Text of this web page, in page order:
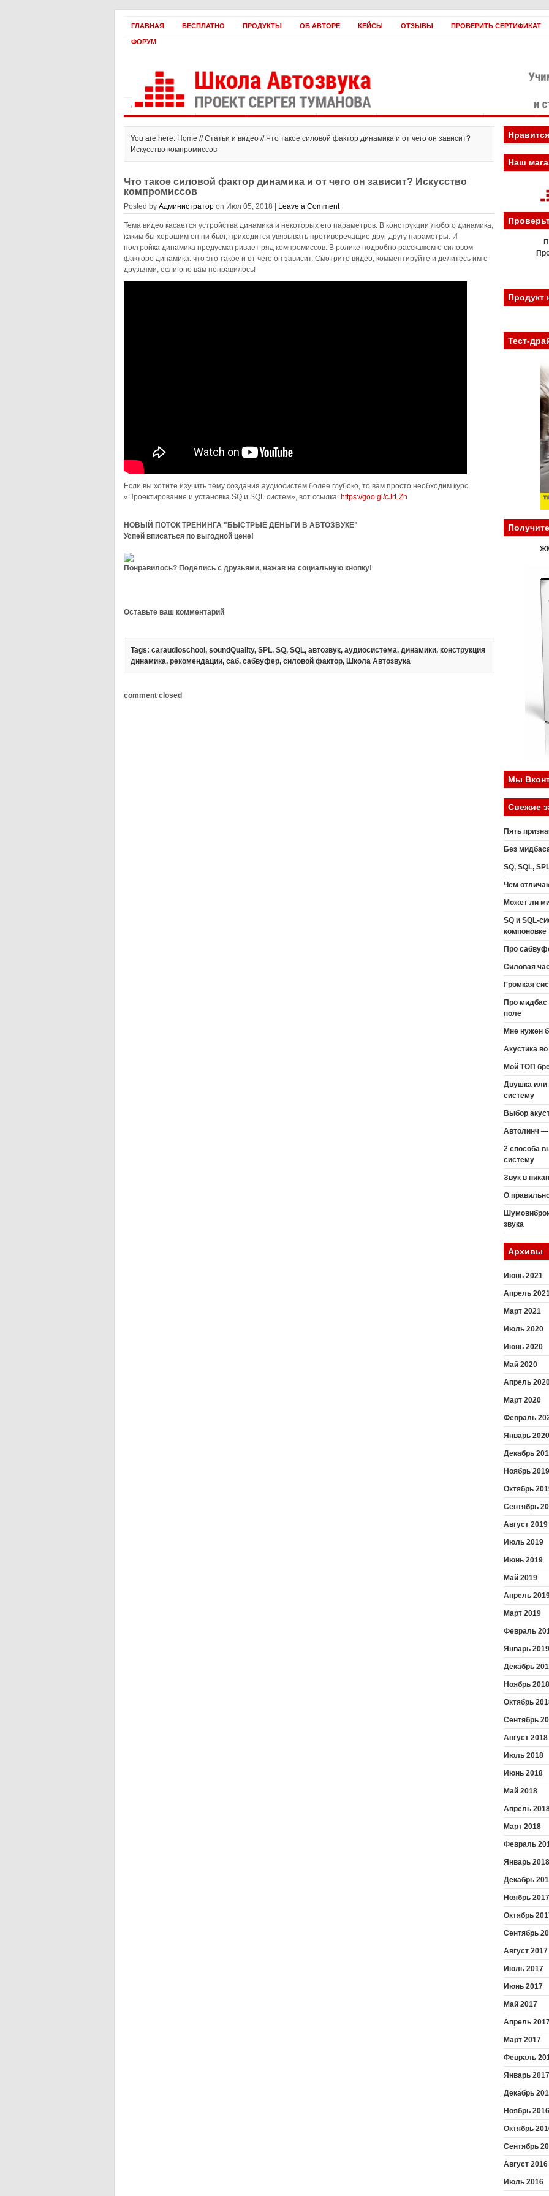
ГЛАВНАЯ БЕСПЛАТНО ПРОДУКТЫ ОБ АВТОРЕ КЕЙСЫ ОТЗЫВЫ ПРОВЕРИТЬ СЕРТИФИКАТ
ФОРУМ
Статьи и видео Интервью Как оплатить? Заработать!
You are here: Home //Статьи и видео // Что такое силовой фактор динамика и от чего он зависит?
Искусство компромиссов
Что такое силовой фактор динамика и от чего он зависит? Искусство
компромиссов
Posted by Администратор on Июл 05, 2018 | Leave a Comment
Тема видео касается устройства динамика и некоторых его параметров. В конструкции любого динамика,
каким бы хорошим он ни был, приходится увязывать противоречащие друг другу параметры. И
постройка динамика предусматривает ряд компромиссов. В ролике подробно расскажем о силовом
факторе динамика: что это такое и от чего он зависит. Смотрите видео, комментируйте и делитесь им с
друзьями, если оно вам понравилось!
Если вы хотите изучить тему создания аудиосистем более глубоко, то вам просто необходим курс
«Проектирование и установка SQ и SQL систем», вот ссылка: https://goo.gl/cJrLZh
НОВЫЙ ПОТОК ТРЕНИНГА "БЫСТРЫЕ ДЕНЬГИ В АВТОЗВУКЕ"
Успей вписаться по выгодной цене!
Понравилось? Поделись с друзьями, нажав на социальную кнопку!
Оставьте ваш комментарий
Tags: caraudioschool , soundQuality, SPL, SQ, SQL, автозвук, аудиосистема, динамики, конструкция
динамика, рекомендации, саб, сабвуфер, силовой фактор, Школа Автозвука
comment closed
Наш
Продукт
Тест-
Мы
Свежие
Пять
Без
SQ, SQL,
Чем
Может ли
SQ и SQL-
компоновке
Про
Силовая
Громкая
Про мидбас
поле
Мне нужен
Акустика
Мой ТОП
Двушка или
систему
Выбор
Автолинч —
2 способа
систему
Звук в
О
звука
Архивы
Июнь 2021
Апрель
Март 2021
Июль 2020
Июнь 2020
Май 2020
Апрель
Март 2020
Февраль
Январь 2020
Декабрь
Ноябрь 2019
Октябрь
Сентябрь
Август 2019
Июль 2019
Июнь 2019
Май 2019
Апрель
Март 2019
Февраль
Январь 2019
Декабрь
Ноябрь 2018
Октябрь
Сентябрь
Август 2018
Июль 2018
Июнь 2018
Май 2018
Апрель
Март 2018
Февраль
Январь 2018
Декабрь
Ноябрь 2017
Октябрь
Сентябрь
Август 2017
Июль 2017
Июнь 2017
Май 2017
Апрель
Март 2017
Февраль
Январь 2017
Декабрь
Ноябрь 2016
Октябрь
Сентябрь
Август 2016
Июль 2016